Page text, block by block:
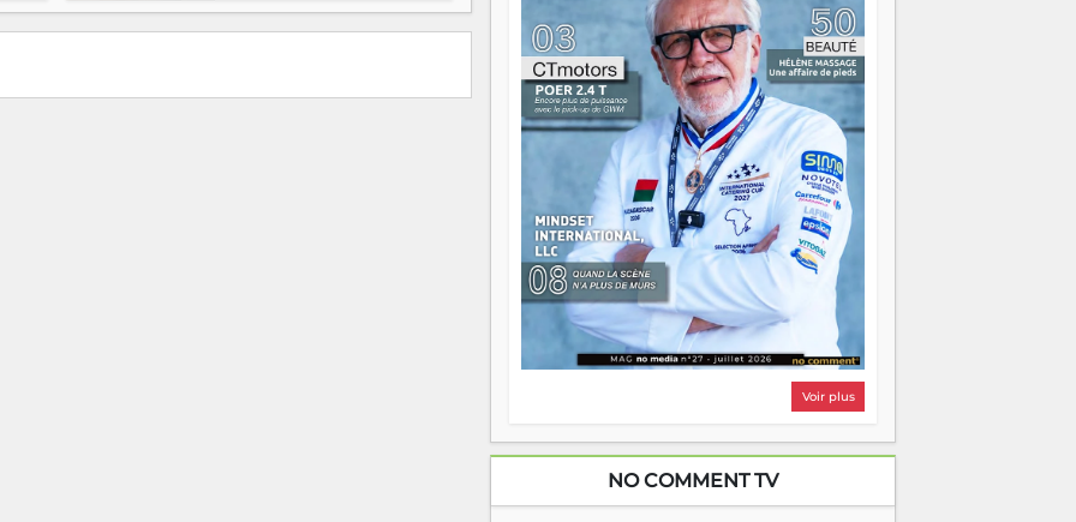
oui, on pourrait s'arrêter là, applaudir et
rentrer chez soi satisfait. Mais ce serait
passer à côté d'une chose essentielle. La
fougue, ça brûle fort — et parfois, ça brûle
vite. Une flamme sans direction peut
éclairer autant qu'elle peut consumer. C'est
là que les aînés entrent en scène — pas
pour reprendre le gouvernail, mais pour
montrer où sont les récifs. Les jeunes ont la
force, les vieux ont l'expérience, comme on
dit. Ce n'est pas un combat de générations
— c'est une question d'équipage. Partagez
vos réussites, mais aussi vos échecs. Surtout
vos échecs, d'ailleurs — ils enseignent
mieux que n'importe quel manuel. À
Madagascar, la barque avance. Il faut juste
s'assurer que tout le monde rame dans le
Voir plus
NO COMMENT TV